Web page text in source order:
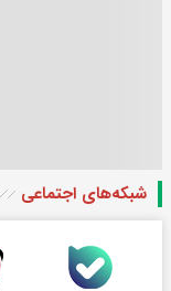
شبکه‌های اجتماعی